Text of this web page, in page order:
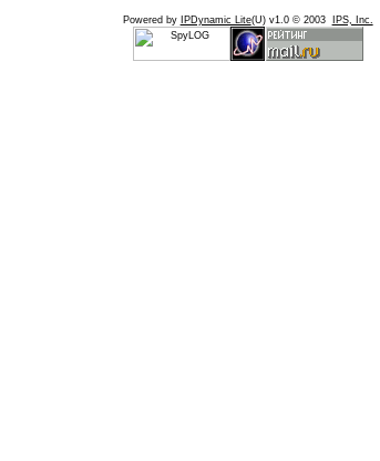
Powered by IPDynamic Lite(U) v1.0 © 2003 IPS, Inc.